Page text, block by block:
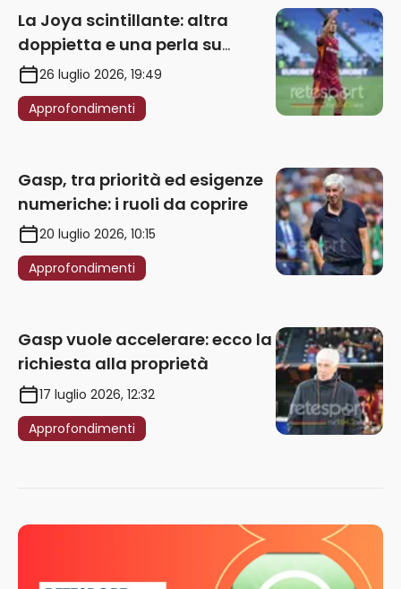
La Joya scintillante: altra
doppietta e una perla su
punizione – VIDEO
26 luglio 2026, 19:49
Approfondimenti
Gasp, tra priorità ed esigenze
numeriche: i ruoli da coprire
20 luglio 2026, 10:15
Approfondimenti
Gasp vuole accelerare: ecco la
richiesta alla proprietà
17 luglio 2026, 12:32
Approfondimenti